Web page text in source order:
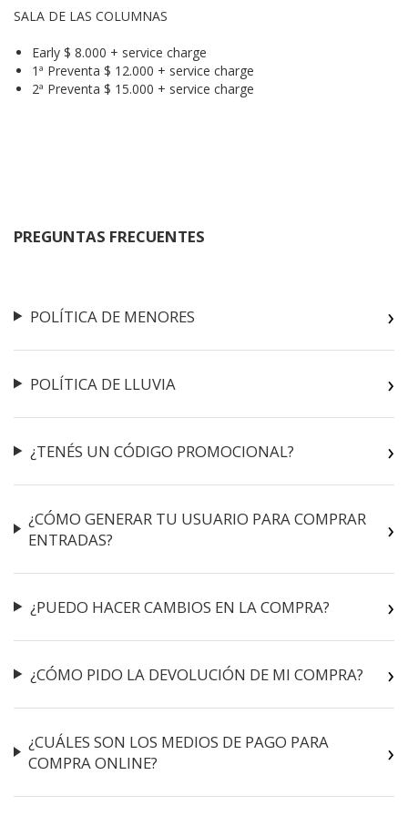
SALA DE LAS COLUMNAS
Early $ 8.000 + service charge
1ª Preventa $ 12.000 + service charge
2ª Preventa $ 15.000 + service charge
PREGUNTAS FRECUENTES
POLÍTICA DE MENORES
POLÍTICA DE LLUVIA
¿TENÉS UN CÓDIGO PROMOCIONAL?
¿CÓMO GENERAR TU USUARIO PARA COMPRAR
ENTRADAS?
¿PUEDO HACER CAMBIOS EN LA COMPRA?
¿CÓMO PIDO LA DEVOLUCIÓN DE MI COMPRA?
¿CUÁLES SON LOS MEDIOS DE PAGO PARA
COMPRA ONLINE?